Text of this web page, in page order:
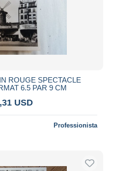
ROUGE SPECTACLE
6.5 PAR 9 CM
USD
Professionista